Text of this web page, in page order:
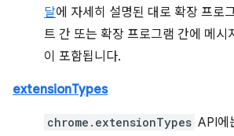
달에 자세히 설명된 대로 확장 프로
트 간 또는 확장 프로그램 간에 메시
이 포함됩니다.
extensionTypes
chrome.extensionTypes API에